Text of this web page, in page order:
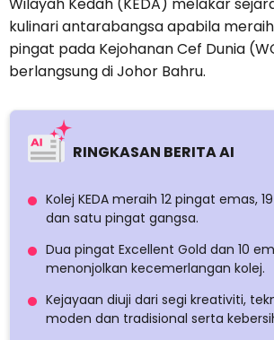
Wilayah Kedah (KEDA) melakar
kulinari antarabangsa apabila
pingat pada Kejohanan Cef Dunia
berlangsung di Johor Bahru.
RINGKASAN BERITA AI
Kolej KEDA meraih 12 pingat emas,
dan satu pingat gangsa.
Dua pingat Excellent Gold dan 10
menonjolkan kecemerlangan kolej.
Kejayaan diuji dari segi kreativiti,
moden dan tradisional serta